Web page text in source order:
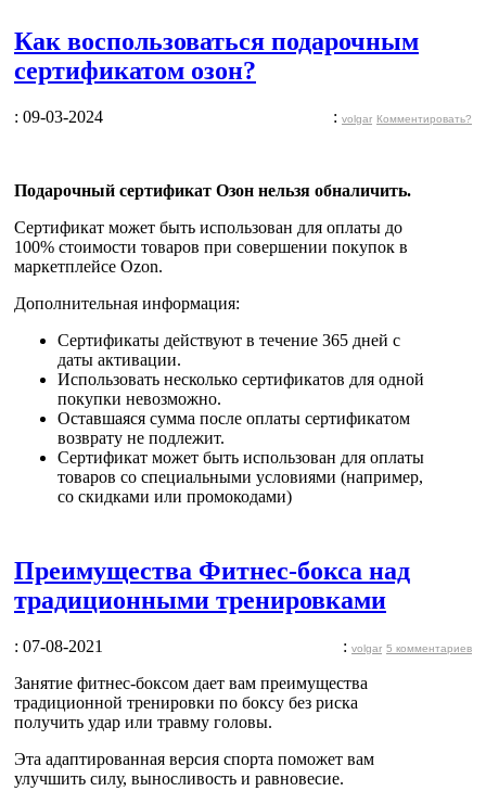
Как воспользоваться подарочным
сертификатом озон?
: 09-03-2024 : volgar Комментировать?
Подарочный сертификат Озон нельзя обналичить.
Сертификат может быть использован для оплаты до
100% стоимости товаров при совершении покупок в
маркетплейсе Ozon.
Дополнительная информация:
Сертификаты действуют в течение 365 дней с
даты активации.
Использовать несколько сертификатов для одной
покупки невозможно.
Оставшаяся сумма после оплаты сертификатом
возврату не подлежит.
Сертификат может быть использован для оплаты
товаров со специальными условиями (например,
со скидками или промокодами)
Преимущества Фитнес-бокса над
традиционными тренировками
: 07-08-2021 : volgar 5 комментариев
Занятие фитнес-боксом дает вам преимущества
традиционной тренировки по боксу без риска
получить удар или травму головы.
Эта адаптированная версия спорта поможет вам
улучшить силу, выносливость и равновесие.